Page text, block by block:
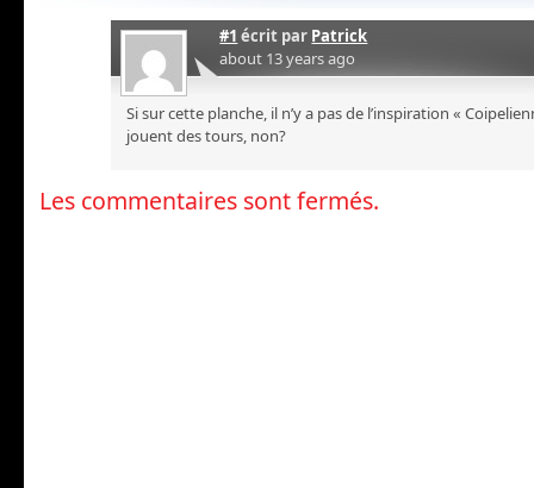
#1 écrit par Patrick
about 13 years ago
Si sur cette planche, il n’y a pas de l’inspiration «
jouent des tours, non?
Les commentaires sont fermés.